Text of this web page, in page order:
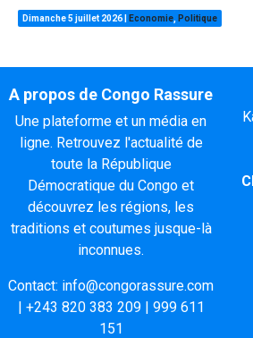
Dimanche 5 juillet 2026 Economie Politique
A propos de Congo Rassure
Une plateforme et un média en
ligne. Retrouvez l'actualité de
toute la République
Démocratique du Congo et
découvrez les régions, les
traditions et coutumes jusque-là
inconnues.
Contact: info@congorassure.com
| +243 820 383 209| 999 611
151